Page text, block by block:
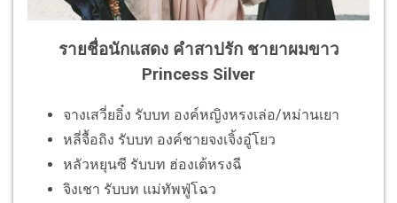
รายชื่อนักแสดง คำสาปรัก ชายาผมขาว
Princess Silver
จางเสวี่ยอิ๋ง รับบท องค์หญิงหรงเล่อ/หม่านเยา
หลี่จื้อถิง รับบท องค์ชายจงเจิ้งอู๋โยว
หลัวหยุนซี รับบท ฮ่องเต้หรงฉี
จิงเชา รับบท แม่ทัพฟู่โฉว